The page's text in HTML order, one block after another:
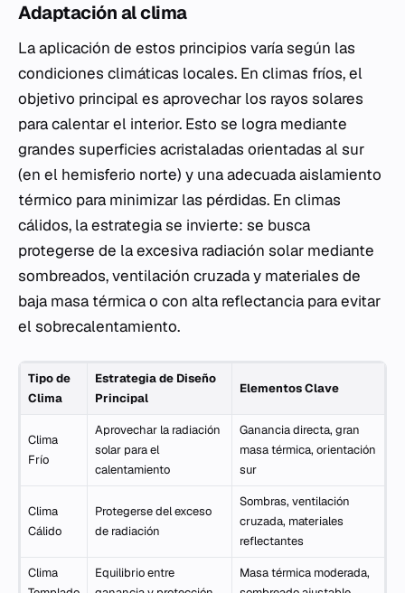
Adaptación al clima
La aplicación de estos principios varía según las
condiciones climáticas locales. En climas fríos, el
objetivo principal es aprovechar los rayos solares
para calentar el interior. Esto se logra mediante
grandes superficies acristaladas orientadas al sur
(en el hemisferio norte) y una adecuada aislamiento
térmico para minimizar las pérdidas. En climas
cálidos, la estrategia se invierte: se busca
protegerse de la excesiva radiación solar mediante
sombreados, ventilación cruzada y materiales de
baja masa térmica o con alta reflectancia para evitar
el sobrecalentamiento.
Tipo de
Clima
Estrategia de Diseño
Principal
Elementos Clave
Clima
Frío
Aprovechar la radiación
solar para el
calentamiento
Ganancia directa, gran
masa térmica, orientación
sur
Clima
Cálido
Protegerse del exceso
de radiación
Sombras, ventilación
cruzada, materiales
reflectantes
Clima
Equilibrio entre
Masa térmica moderada,